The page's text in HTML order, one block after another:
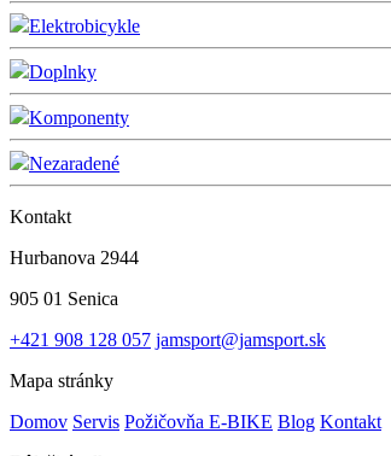
Elektrobicykle
Doplnky
Komponenty
Nezaradené
Kontakt
Hurbanova 2944
905 01 Senica
+421 908 128 057 jamsport@jamsport.sk
Mapa stránky
Domov Servis Požičovňa E-BIKE Blog Kontakt